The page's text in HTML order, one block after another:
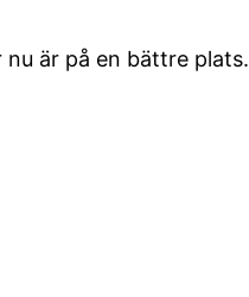
är på en bättre plats.